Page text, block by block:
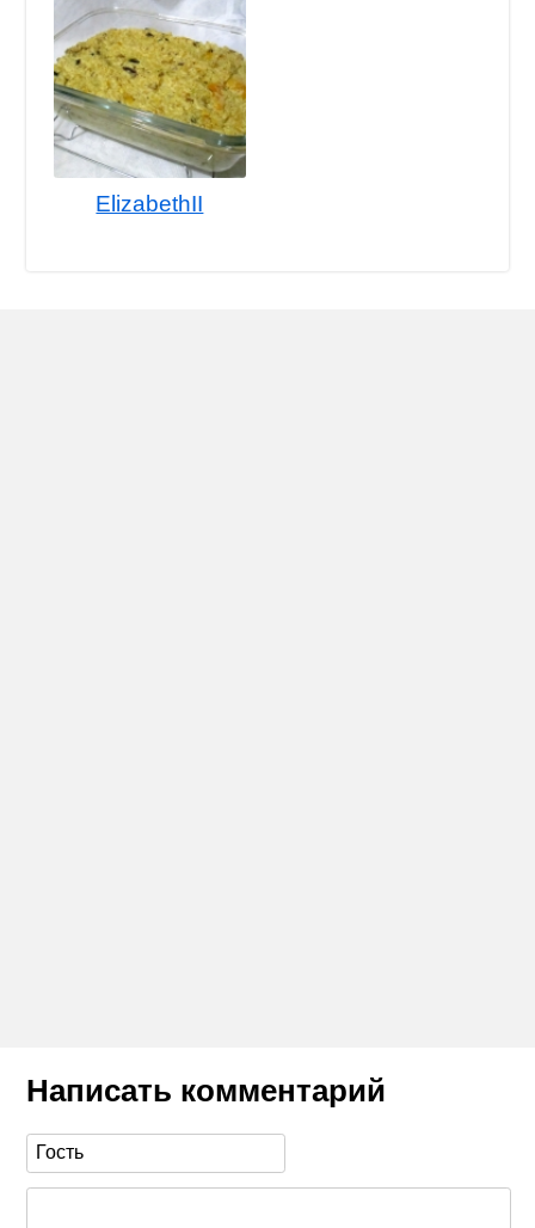
ElizabethII
Написать комментарий